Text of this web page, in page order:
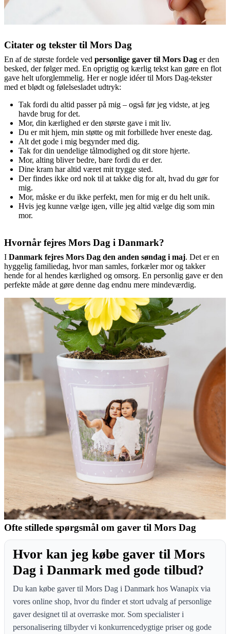
Citater og tekster til Mors Dag
En af de største fordele ved personlige gaver til Mors Dag er den
besked, der følger med. En oprigtig og kærlig tekst kan gøre en flot
gave helt uforglemmelig. Her er nogle idéer til Mors Dag-tekster
med et blødt og følelsesladet udtryk:
Tak fordi du altid passer på mig – også før jeg vidste, at jeg
havde brug for det.
Mor, din kærlighed er den største gave i mit liv.
Du er mit hjem, min støtte og mit forbillede hver eneste dag.
Alt det gode i mig begynder med dig.
Tak for din uendelige tålmodighed og dit store hjerte.
Mor, alting bliver bedre, bare fordi du er der.
Dine kram har altid været mit trygge sted.
Der findes ikke ord nok til at takke dig for alt, hvad du gør for
mig.
Mor, måske er du ikke perfekt, men for mig er du helt unik.
Hvis jeg kunne vælge igen, ville jeg altid vælge dig som min
mor.
Hvornår fejres Mors Dag i Danmark?
I Danmark fejres Mors Dag den anden søndag i maj. Det er en
hyggelig familiedag, hvor man samles, forkæler mor og takker
hende for al hendes kærlighed og omsorg. En personlig gave er den
perfekte måde at gøre denne dag endnu mere mindeværdig.
Ofte stillede spørgsmål om gaver til Mors Dag
Hvor kan jeg købe gaver til Mors
Dag i Danmark med gode tilbud?
Du kan købe gaver til Mors Dag i Danmark hos Wanapix via
vores online shop, hvor du finder et stort udvalg af personlige
gaver designet til at overraske mor. Som specialister i
personalisering tilbyder vi konkurrencedygtige priser og gode